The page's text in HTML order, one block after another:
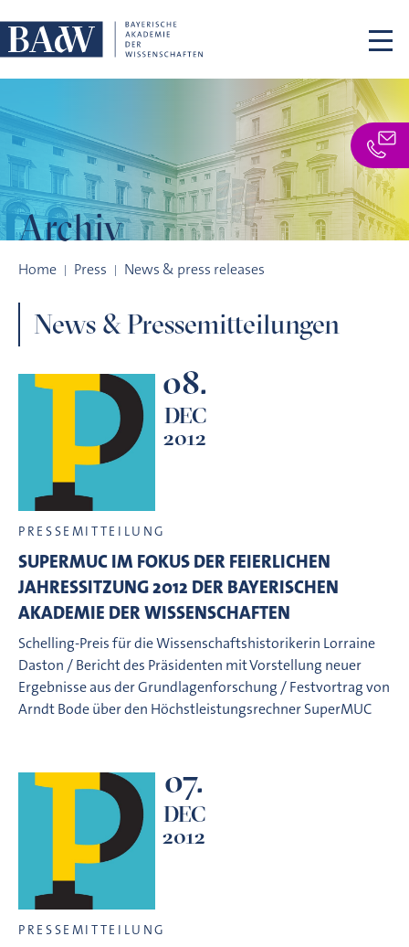
Archiv
Home Press News & press releases
News & Pressemitteilungen
08.
DEC
2012
PRESSEMITTEILUNG
SUPERMUC IM FOKUS DER FEIERLICHEN
JAHRESSITZUNG 2012 DER BAYERISCHEN
AKADEMIE DER WISSENSCHAFTEN
Schelling-Preis für die Wissenschaftshistorikerin Lorraine
Daston / Bericht des Präsidenten mit Vorstellung neuer
Ergebnisse aus der Grundlagenforschung / Festvortrag von
Arndt Bode über den Höchstleistungsrechner SuperMUC
07.
DEC
2012
PRESSEMITTEILUNG